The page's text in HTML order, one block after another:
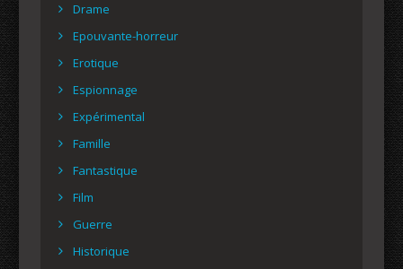
Drame
Epouvante-horreur
Erotique
Espionnage
Expérimental
Famille
Fantastique
Film
Guerre
Historique